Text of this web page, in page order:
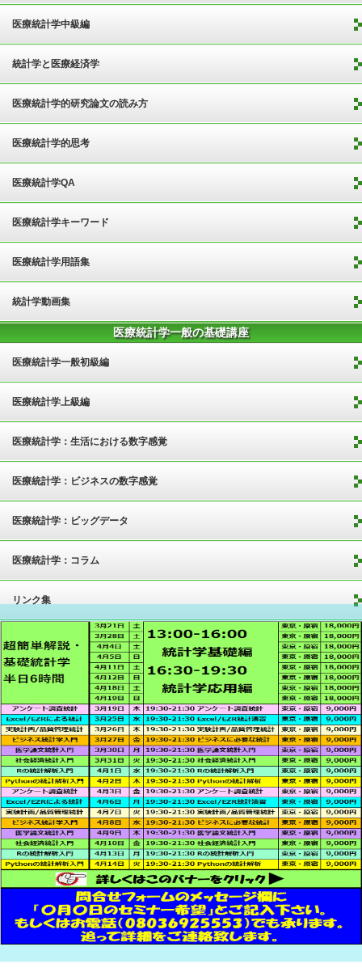
医療統計学中級編
統計学と医療経済学
医療統計学的研究論文の読み方
医療統計学的思考
医療統計学QA
医療統計学キーワード
医療統計学用語集
統計学動画集
医療統計学一般の基礎講座
医療統計学一般初級編
医療統計学上級編
医療統計学：生活における数字感覚
医療統計学：ビジネスの数字感覚
医療統計学：ビッグデータ
医療統計学：コラム
リンク集